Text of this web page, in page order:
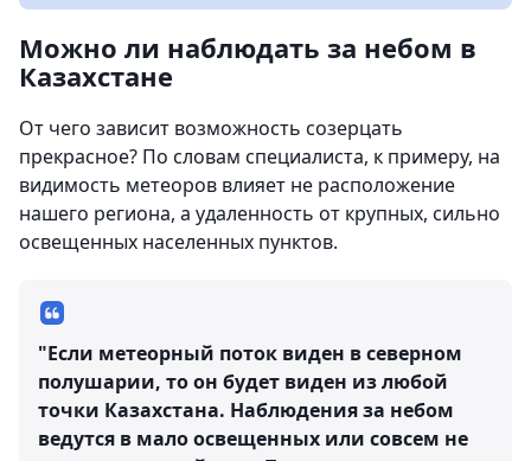
Можно ли наблюдать за небом в
Казахстане
От чего зависит возможность созерцать
прекрасное? По словам специалиста, к примеру, на
видимость метеоров влияет не расположение
нашего региона, а удаленность от крупных, сильно
освещенных населенных пунктов.
"Если метеорный поток виден в северном
полушарии, то он будет виден из любой
точки Казахстана. Наблюдения за небом
ведутся в мало освещенных или совсем не